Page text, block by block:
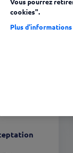
Vous pourrez
cookies".
Plus d'informations